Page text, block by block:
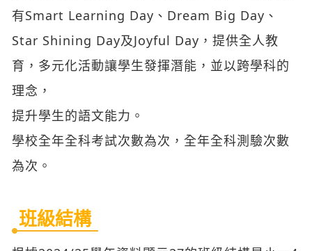
有Smart Learning Day、Dream Big Day、
Star Shining Day及Joyful Day，提供全人教
育，多元化活動讓學生發揮潛能，並以跨學科的
理念，
提升學生的語文能力。
學校全年全科考試次數為次，全年全科測驗次數
為次。
班級結構